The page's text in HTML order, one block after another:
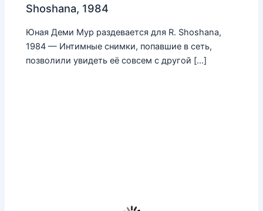
Shoshana, 1984
Юная Деми Мур раздевается для R. Shoshana,
1984 — Интимные снимки, попавшие в сеть,
позволили увидеть её совсем с другой […]